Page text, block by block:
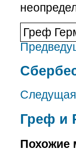
Греф
Следущая
Греф и
Похожие